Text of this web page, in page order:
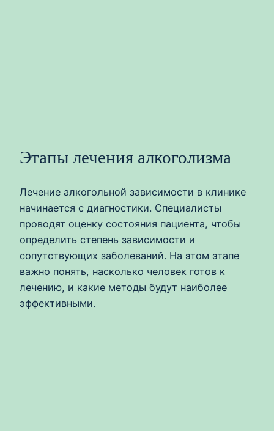
Этапы лечения алкоголизма
Лечение алкогольной зависимости в клинике
начинается с диагностики. Специалисты
проводят оценку состояния пациента, чтобы
определить степень зависимости и
сопутствующих заболеваний. На этом этапе
важно понять, насколько человек готов к
лечению, и какие методы будут наиболее
эффективными.